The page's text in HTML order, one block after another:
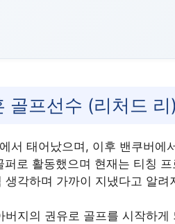
골프선수 (리처드 리)
서 태어났으며, 이후 밴쿠버에
로 활동했으며 현재는 티칭
각하며 가까이 지냈다고 알려
지의 권유로 골프를 시작하게